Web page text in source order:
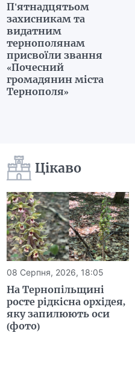
П'ятнадцятьом
захисникам та
видатним
тернополянам
присвоїли звання
«Почесний
громадянин міста
Тернополя»
Цікаво
08 Серпня, 2026, 18:05
На Тернопільщині
росте рідкісна орхідея,
яку запилюють оси
(фото)